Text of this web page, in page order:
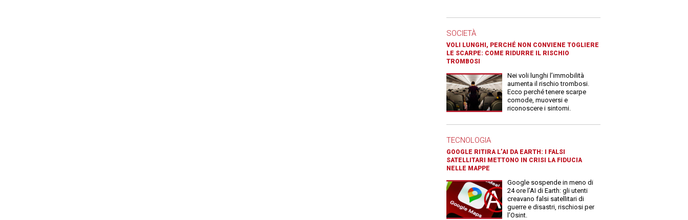
SOCIETÀ
VOLI LUNGHI, PERCHÉ NON CONVIENE TOGLIERE
LE SCARPE: COME RIDURRE IL RISCHIO
TROMBOSI
Nei voli lunghi l’immobilità
aumenta il rischio trombosi.
Ecco perché tenere scarpe
comode, muoversi e
riconoscere i sintomi.
TECNOLOGIA
GOOGLE RITIRA L’AI DA EARTH: I FALSI
SATELLITARI METTONO IN CRISI LA FIDUCIA
NELLE MAPPE
Google sospende in meno di
24 ore l’AI di Earth: gli utenti
creavano falsi satellitari di
guerre e disastri, rischiosi per
l’Osint.